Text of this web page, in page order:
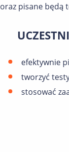
oraz pisane będą
efektywnie
tworzyć
stosować